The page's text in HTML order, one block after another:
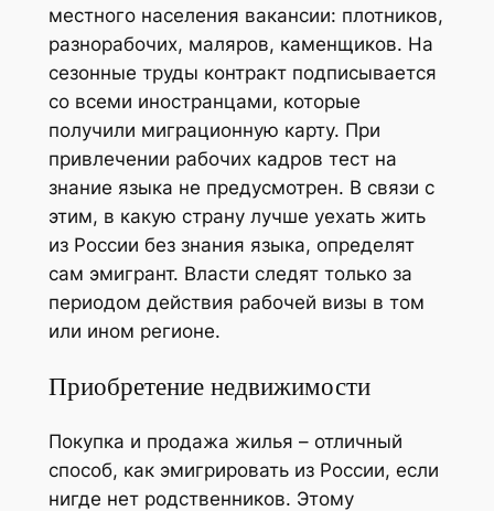
местного населения вакансии: плотников,
разнорабочих, маляров, каменщиков. На
сезонные труды контракт подписывается
со всеми иностранцами, которые
получили миграционную карту. При
привлечении рабочих кадров тест на
знание языка не предусмотрен. В связи с
этим, в какую страну лучше уехать жить
из России без знания языка, определят
сам эмигрант. Власти следят только за
периодом действия рабочей визы в том
или ином регионе.
Приобретение недвижимости
Покупка и продажа жилья – отличный
способ, как эмигрировать из России, если
нигде нет родственников. Этому